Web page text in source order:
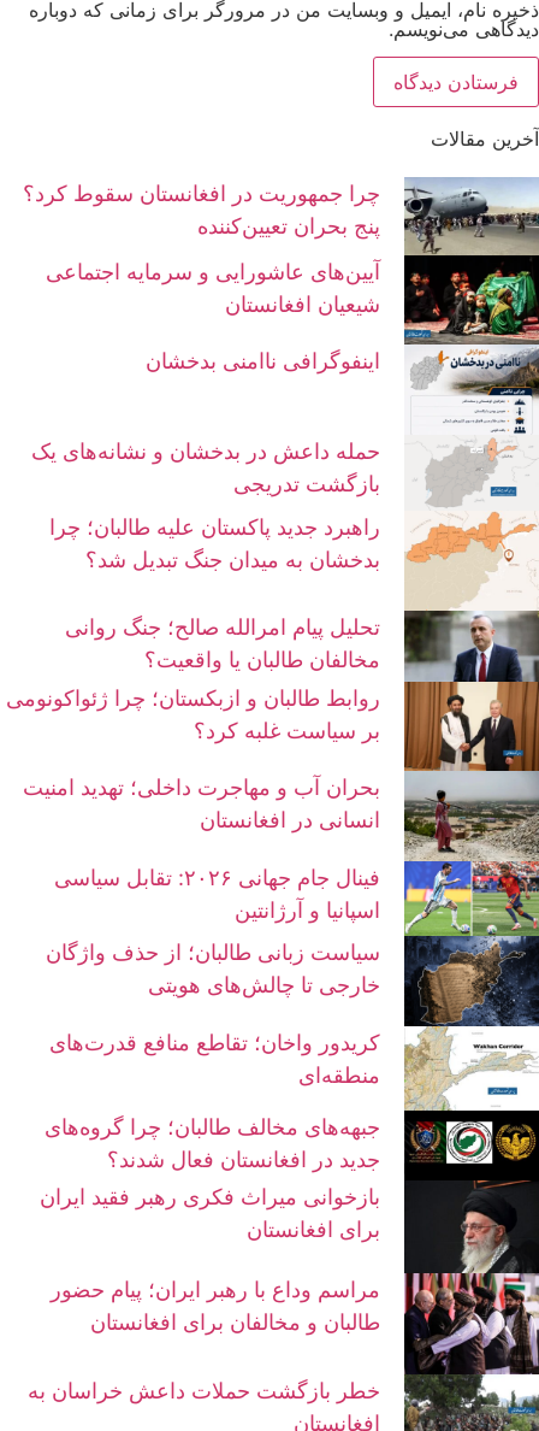
ذخیره نام، ایمیل و وبسایت من در مرورگر برای زمانی که دوباره
دیدگاهی می‌نویسم.
آخرین مقالات
چرا جمهوریت در افغانستان سقوط کرد؟
پنج بحران تعیین‌کننده
آیین‌های عاشورایی و سرمایه اجتماعی
شیعیان افغانستان
اینفوگرافی ناامنی بدخشان
حمله داعش در بدخشان و نشانه‌های یک
بازگشت تدریجی
راهبرد جدید پاکستان علیه طالبان؛ چرا
بدخشان به میدان جنگ تبدیل شد؟
تحلیل پیام امرالله صالح؛ جنگ روانی
مخالفان طالبان یا واقعیت؟
روابط طالبان و ازبکستان؛ چرا ژئواکونومی
بر سیاست غلبه کرد؟
بحران آب و مهاجرت داخلی؛ تهدید امنیت
انسانی در افغانستان
فینال جام جهانی ۲۰۲۶: تقابل سیاسی
اسپانیا و آرژانتین
سیاست زبانی طالبان؛ از حذف واژگان
خارجی تا چالش‌های هویتی
کریدور واخان؛ تقاطع منافع قدرت‌های
منطقه‌ای
جبهه‌های مخالف طالبان؛ چرا گروه‌های
جدید در افغانستان فعال شدند؟
بازخوانی میراث فکری رهبر فقید ایران
برای افغانستان
مراسم وداع با رهبر ایران؛ پیام حضور
طالبان و مخالفان برای افغانستان
خطر بازگشت حملات داعش خراسان به
افغانستان